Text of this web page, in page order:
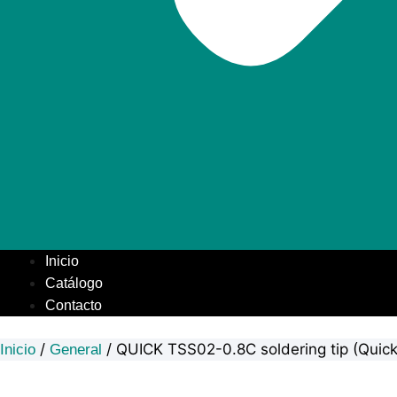
Inicio
Catálogo
Contacto
Inicio / General / QUICK TSS02-0.8C soldering tip